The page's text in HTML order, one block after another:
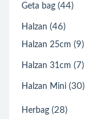
Geta bag (44)
Halzan (46)
Halzan 25cm (9)
Halzan 31cm (7)
Halzan Mini (30)
Herbag (28)